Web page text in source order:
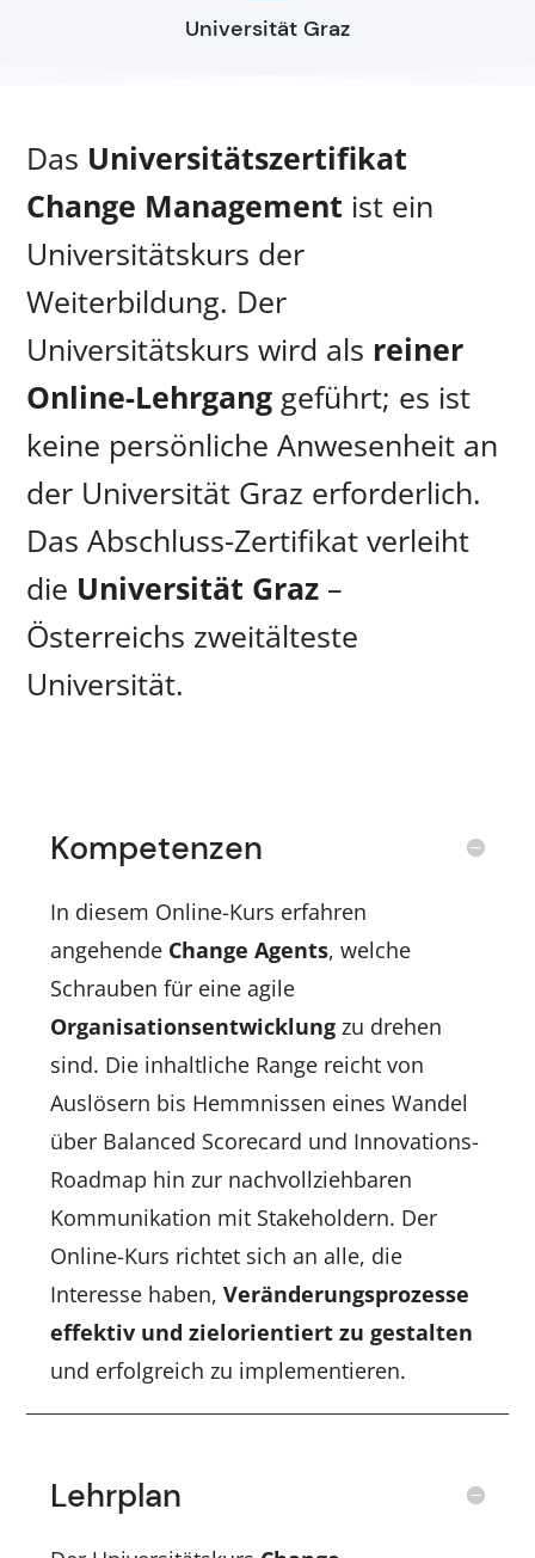
Universität Graz
Das Universitätszertifikat
Change Management ist ein
Universitätskurs der
Weiterbildung. Der
Universitätskurs wird als reiner
Online-Lehrgang geführt; es ist
keine persönliche Anwesenheit an
der Universität Graz erforderlich.
Das Abschluss-Zertifikat verleiht
die Universität Graz –
Österreichs zweitälteste
Universität.
Kompetenzen
In diesem Online-Kurs erfahren
angehende Change Agents, welche
Schrauben für eine agile
Organisationsentwicklung zu drehen
sind. Die inhaltliche Range reicht von
Auslösern bis Hemmnissen eines Wandel
über Balanced Scorecard und Innovations-
Roadmap hin zur nachvollziehbaren
Kommunikation mit Stakeholdern. Der
Online-Kurs richtet sich an alle, die
Interesse haben,Veränderungsprozesse
effektiv und zielorientiert zu gestalten
und erfolgreich zu implementieren.
Lehrplan